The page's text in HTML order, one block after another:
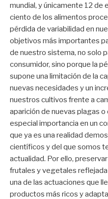
mundial, y únicamente 12 de
ciento de los alimentos
pérdida de variabilidad en
objetivos más importantes
de nuestro sistema, no solo
consumidor, sino porque la
supone una limitación de la
nuevas necesidades y un
nuestros cultivos frente a
aparición de nuevas plagas
especial importancia en un
que ya es una realidad
científicos y del que somos
actualidad. Por ello,
frutales y vegetales
una de las actuaciones que
productos más ricos y